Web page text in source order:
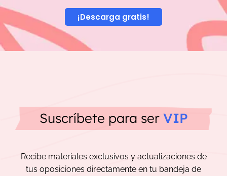
¡Descarga gratis!
Suscríbete para ser VIP
Recibe materiales exclusivos y actualizaciones de
tus oposiciones directamente en tu bandeja de